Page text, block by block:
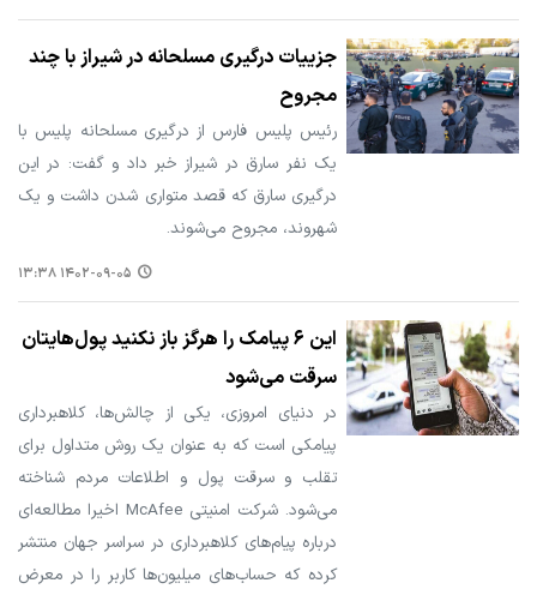
جزییات درگیری مسلحانه در شیراز با چند
مجروح
رئیس پلیس فارس از درگیری مسلحانه پلیس با
یک نفر سارق در شیراز خبر داد و گفت: در این
درگیری سارق که قصد متواری شدن داشت و یک
شهروند، مجروح می‌شوند.
۱۴۰۲-۰۹-۰۵ ۱۳:۳۸
این ۶ پیامک را هرگز باز نکنید پول‌هایتان
سرقت می‌شود
در دنیای امروزی، یکی از چالش‌ها، کلاهبرداری
پیامکی است که به عنوان یک روش متداول برای
تقلب و سرقت پول و اطلاعات مردم شناخته
می‌شود. شرکت امنیتی McAfee اخیرا مطالعه‌ای
درباره پیام‌های کلاهبرداری در سراسر جهان منتشر
کرده که حساب‌های میلیون‌ها کاربر را در معرض